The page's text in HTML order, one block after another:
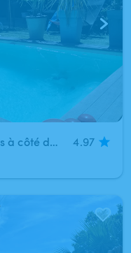
Piscine dans un jardin de rosiers à côté du centre ville de Toulouse
4.97